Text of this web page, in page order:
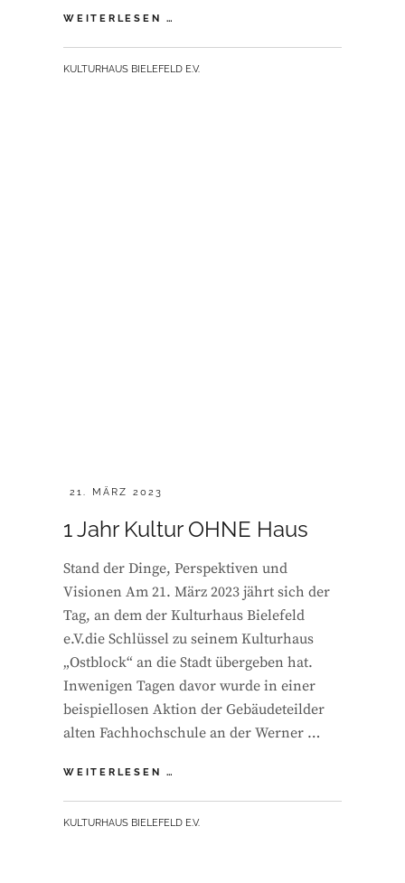
WEITERLESEN …
BY
KULTURHAUS BIELEFELD E.V.
POSTED
21. MÄRZ 2023
1 Jahr Kultur OHNE Haus
Stand der Dinge, Perspektiven und
Visionen Am 21. März 2023 jährt sich der
Tag, an dem der Kulturhaus Bielefeld
e.V.die Schlüssel zu seinem Kulturhaus
„Ostblock“ an die Stadt übergeben hat.
Inwenigen Tagen davor wurde in einer
beispiellosen Aktion der Gebäudeteilder
alten Fachhochschule an der Werner …
WEITERLESEN …
OHNE
BY
KULTURHAUS BIELEFELD E.V.